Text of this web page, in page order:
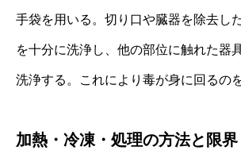
手袋を用いる。切り口や臓器を除去し
を十分に洗浄し、他の部位に触れた器
洗浄する。これにより毒が身に回るの
加熱・冷凍・処理の方法と限界